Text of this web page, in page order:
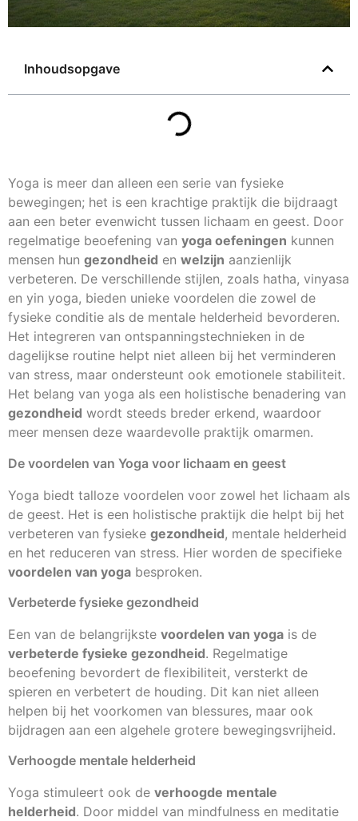
Inhoudsopgave
Yoga is meer dan alleen een serie van fysieke
bewegingen; het is een krachtige praktijk die bijdraagt
aan een beter evenwicht tussen lichaam en geest. Door
regelmatige beoefening van yoga oefeningen kunnen
mensen hun gezondheid en welzijn aanzienlijk
verbeteren. De verschillende stijlen, zoals hatha, vinyasa
en yin yoga, bieden unieke voordelen die zowel de
fysieke conditie als de mentale helderheid bevorderen.
Het integreren van ontspanningstechnieken in de
dagelijkse routine helpt niet alleen bij het verminderen
van stress, maar ondersteunt ook emotionele stabiliteit.
Het belang van yoga als een holistische benadering van
gezondheid wordt steeds breder erkend, waardoor
meer mensen deze waardevolle praktijk omarmen.
De voordelen van Yoga voor lichaam en geest
Yoga biedt talloze voordelen voor zowel het lichaam als
de geest. Het is een holistische praktijk die helpt bij het
verbeteren van fysieke gezondheid, mentale helderheid
en het reduceren van stress. Hier worden de specifieke
voordelen van yoga besproken.
Verbeterde fysieke gezondheid
Een van de belangrijkste voordelen van yoga is de
verbeterde fysieke gezondheid. Regelmatige
beoefening bevordert de flexibiliteit, versterkt de
spieren en verbetert de houding. Dit kan niet alleen
helpen bij het voorkomen van blessures, maar ook
bijdragen aan een algehele grotere bewegingsvrijheid.
Verhoogde mentale helderheid
Yoga stimuleert ook de verhoogde mentale
helderheid. Door middel van mindfulness en meditatie